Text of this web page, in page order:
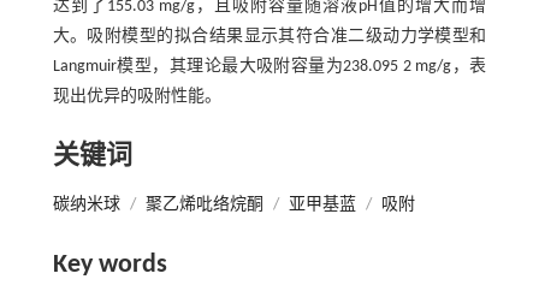
达到了155.03 mg/g，且吸附容量随溶液pH值的增大而增
大。吸附模型的拟合结果显示其符合准二级动力学模型和
Langmuir模型，其理论最大吸附容量为238.095 2 mg/g，表
现出优异的吸附性能。
关键词
碳纳米球 / 聚乙烯吡络烷酮 / 亚甲基蓝 / 吸附
Key words